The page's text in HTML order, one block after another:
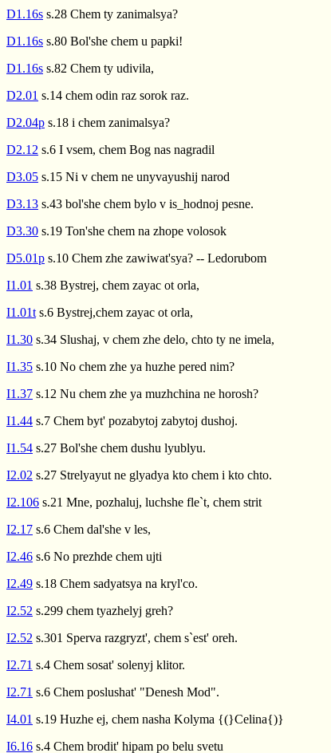
D1.16s s.28 Chem ty zanimalsya?
D1.16s s.80 Bol'she chem u papki!
D1.16s s.82 Chem ty udivila,
D2.01 s.14 chem odin raz sorok raz.
D2.04p s.18 i chem zanimalsya?
D2.12 s.6 I vsem, chem Bog nas nagradil
D3.05 s.15 Ni v chem ne unyvayushij narod
D3.13 s.43 bol'she chem bylo v is_hodnoj pesne.
D3.30 s.19 Ton'she chem na zhope volosok
D5.01p s.10 Chem zhe zawiwat'sya? -- Ledorubom
I1.01 s.38 Bystrej, chem zayac ot orla,
I1.01t s.6 Bystrej,chem zayac ot orla,
I1.30 s.34 Slushaj, v chem zhe delo, chto ty ne imela,
I1.35 s.10 No chem zhe ya huzhe pered nim?
I1.37 s.12 Nu chem zhe ya muzhchina ne horosh?
I1.44 s.7 Chem byt' pozabytoj zabytoj dushoj.
I1.54 s.27 Bol'she chem dushu lyublyu.
I2.02 s.27 Strelyayut ne glyadya kto chem i kto chto.
I2.106 s.21 Mne, pozhaluj, luchshe fle`t, chem strit
I2.17 s.6 Chem dal'she v les,
I2.46 s.6 No prezhde chem ujti
I2.49 s.18 Chem sadyatsya na kryl'co.
I2.52 s.299 chem tyazhelyj greh?
I2.52 s.301 Sperva razgryzt', chem s`est' oreh.
I2.71 s.4 Chem sosat' solenyj klitor.
I2.71 s.6 Chem poslushat' "Denesh Mod".
I4.01 s.19 Huzhe ej, chem nasha Kolyma {(}Celina{)}
I6.16 s.4 Chem brodit' hipam po belu svetu